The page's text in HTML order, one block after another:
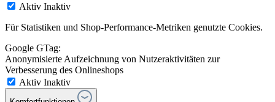
Aktiv Inaktiv
Für Statistiken und Shop-Performance-Metriken genutzte Cookies.
Google GTag:
Anonymisierte Aufzeichnung von Nutzeraktivitäten zur
Verbesserung des Onlineshops
Aktiv Inaktiv